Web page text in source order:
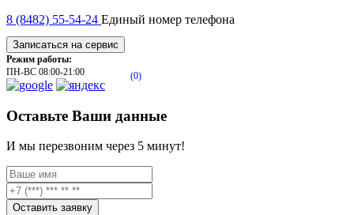
8 (8482) 55-54-24 Единый номер телефона
Записаться на сервис
Режим работы:
ПН-ВС 08:00-21:00
(0)
Оставьте Ваши данные
И мы перезвоним через 5 минут!
Оставить заявку